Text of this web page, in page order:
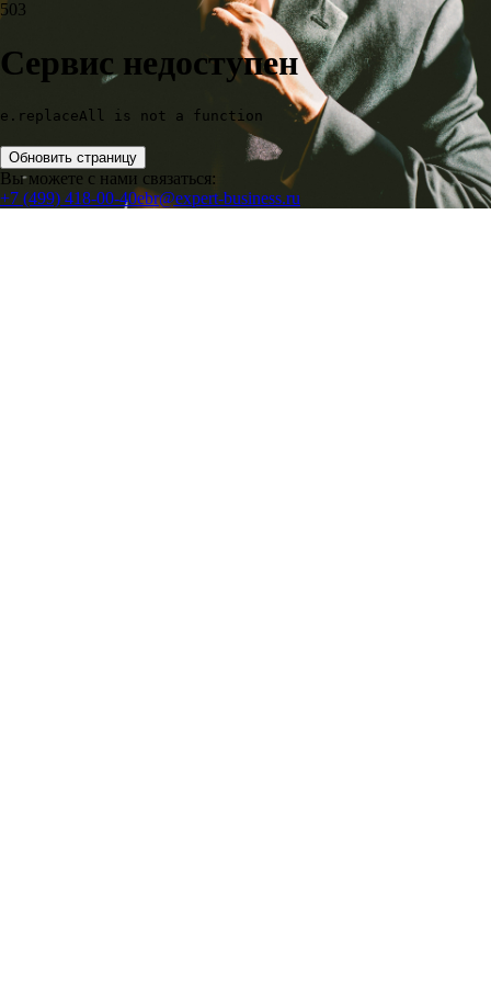
503
Сервис недоступен
e.replaceAll is not a function
Обновить страницу
Вы можете с нами связаться:
+7 (499) 418-00-40ebr@expert-business.ru